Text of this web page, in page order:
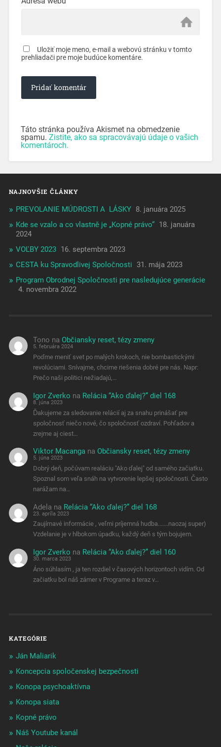
Uložiť moje meno, e-mail a webovú stránku v tomto
prehliadači pre moje budúce komentáre.
Táto stránka používa Akismet na obmedzenie
spamu. Zistite, ako sa spracovávajú údaje o vašich
komentároch.
NAJNOVŠIE ČLÁNKY
PREVOLANIE MÚDROSTI A LÁSKY 8. januára 2025
Kde se vzalo a co vlastně je „Kopné právo“ 18. januára
2024
VOĽBY 2023 16. septembra 2023
CESTA ku Spravodlivej Spoločnosti 31. mája 2023
Program Obrodnej Spoločnosti pre nasledujúce generácie
4. novembra 2022
Tono na Občiansky reset, tézy zmeny
5. februára 2024
Poďme meniť svet po malých krokoch, nie bombastickými
revolúciami. Snívajme, chcime riešenia dobré pre nás. Napr:
Prečo naši politici nežiadajú,…
Igor Zverko na Relácia “Ako ďalej?” diel 168
8. júna 2023
Ďakujeme za sledovanie relácií aj za snahu prinášať pre
spoločnosť niečo nové, čo spoločnosť ozdraví. Pohľadov a
zrejme aj ciest…
Viktor Macanga na Občiansky reset, tézy zmeny
5. júna 2023
Dobrý deň, počúvam realáciu "Ako ďalej" od samého začiatku.
Spoznal som veľa snáh na vytvorenie lepšej spoločnosti. Často
narážam na…
Adela na Relácia “Ako ďalej?” diel 168
23. apríla 2023
Zaujímavé informácie , veľmi príjemná hudba.......naozaj super)
Vzdelanie je v hlbokom úpadku, každý deň s tým bojujem.
Igor Zverko na Relácia “Ako ďalej?” diel 160
30. marca 2023
Áno súhlasím , ja ten rozdiel v časových horizontoch vidím. Od
začiatku bol náš zámer v Programe a teraz v…
KATEGÓRIE
Ján Maliarik
Koncepcia spoločenskej bezpečnosti
Konopa psychoaktívna
Konopa siata
Kopné právo
Náš Youtube kanál